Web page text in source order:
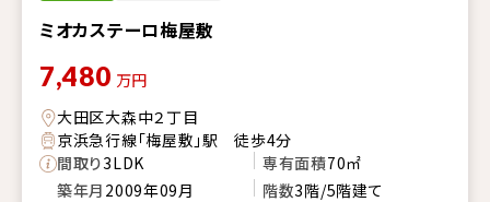
ミオカステーロ梅屋敷
7,480 万円
大田区大森中２丁目
京浜急行線「梅屋敷」駅 徒歩4分
間取り3LDK 専有面積70㎡
築年月 2009年09月 階数3階/5階建て